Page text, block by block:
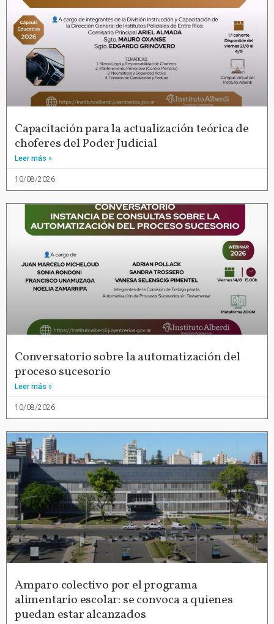
Capacitación para la actualización teórica de
choferes del Poder Judicial
Leer más »
10/08/2026
Conversatorio sobre la automatización del
proceso sucesorio
Leer más »
10/08/2026
Amparo colectivo por el programa
alimentario escolar: se convoca a quienes
puedan estar alcanzados